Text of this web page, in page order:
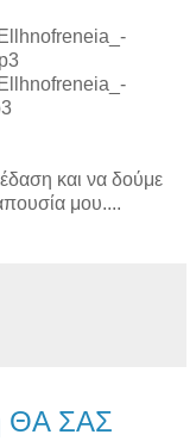
και να δούμε
μου....
ΘΑ ΣΑΣ